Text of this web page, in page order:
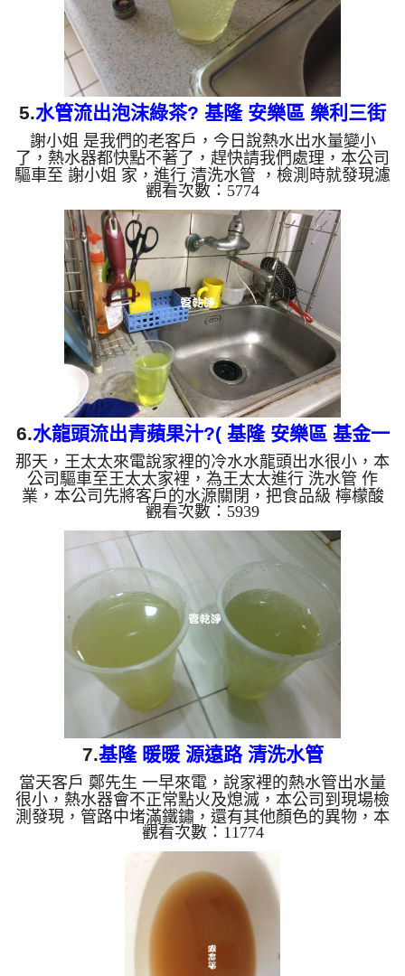
5.水管流出泡沫綠茶? 基隆 安樂區 樂利三街
水管清洗
謝小姐 是我們的老客戶，今日說熱水出水量變小
了，熱水器都快點不著了，趕快請我們處理，本公司
驅車至 謝小姐 家，進行 清洗水管 ，檢測時就發現濾
嘴上有塑膠片，如圖，本公司架起 高周波水管清洗
機，灌入 檸檬酸水 至管路裡面，等了約15分，開
啟 水管清洗機 ，啟動 螺旋波 模式，要把水管的污垢
及異物沖出來，一開始就流出棕色的髒水，越來越濃
越來越多，後面淨出現泡沫狀的水，像是泡沫綠茶，
如下影片圖片，謝小姐看了都傻住，一個多小時後，
熱水出水量恢復正常，謝小姐能使用熱水了!! 如是自
來水，如水管老化...
觀看次數：5774
6.水龍頭流出青蘋果汁?( 基隆 安樂區 基金一
路 清洗水管 )
那天，王太太來電說家裡的冷水水龍頭出水很小，本
公司驅車至王太太家裡，為王太太進行 洗水管 作
業，本公司先將客戶的水源關閉，把食品級 檸檬酸
溶液灌入水管，靜置約20分鐘，再用 高周波清洗機
，把水管內壁污垢和沉積物沖出來，一開始沒想到洗
出來的水呈黃綠色，看起來跟青蘋果汁一樣，後面變
成了咖啡色，王太太邊看就邊呼喊Oh My God!，直說
房子才15年而已，水管裡面怎麼髒成這樣？ 如是自
來水，如水管老化，會產生鐵鏽跟泥沙堆積，洗出來
的水就會是咖啡色，地下水因含有氧化錳，在管壁上
會結成黑色管垢，...
觀看次數：5939
7.基隆 暖暖 源遠路 清洗水管
當天客戶 鄭先生 一早來電，說家裡的熱水管出水量
很小，熱水器會不正常點火及熄滅，本公司到現場檢
測發現，管路中堵滿鐵鏽，還有其他顏色的異物，本
公司架設 管路清洗機 ，開始 清洗水管 ，水龍頭一開
始噴出綠水，沒多久變成噴鏽水，如下圖片影片，客
戶 鄭先生 非常訝異， 洗水管 時髒水出水約四十分鐘
才變為清澈， 水管清洗 約兩個半小時後，熱水管出
水正常，客戶 鄭先生 非常高興，總算能正常洗碗洗
澡了。 清洗水管, 水管清洗, 洗水管, 熱水管堵塞, 熱
觀看次數：11774